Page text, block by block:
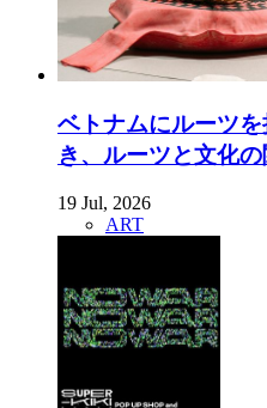
ベトナムにルーツ
き、ルーツと文化
19 Jul, 2026
ART